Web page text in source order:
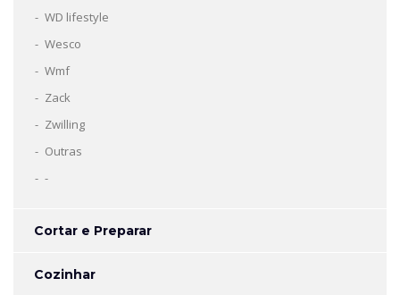
WD lifestyle
Wesco
Wmf
Zack
Zwilling
Outras
-
Cortar e Preparar
Cozinhar